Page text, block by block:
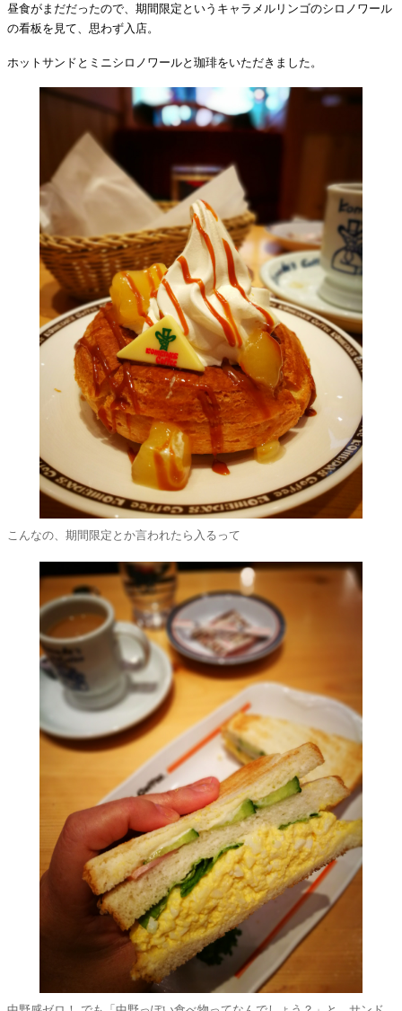
昼食がまだだったので、期間限定というキャラメルリンゴのシロノワール
の看板を見て、思わず入店。
ホットサンドとミニシロノワールと珈琲をいただきました。
こんなの、期間限定とか言われたら入るって